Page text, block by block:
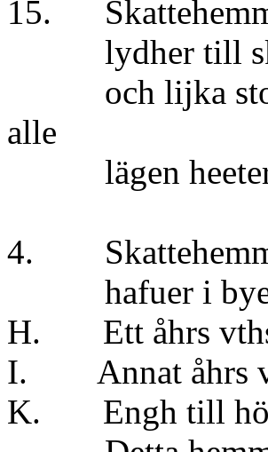
15.
lydher till
och lijka stor
alle
lägen
4.
hafuer i
H. Ett åhrs
I. Annat
K. Engh